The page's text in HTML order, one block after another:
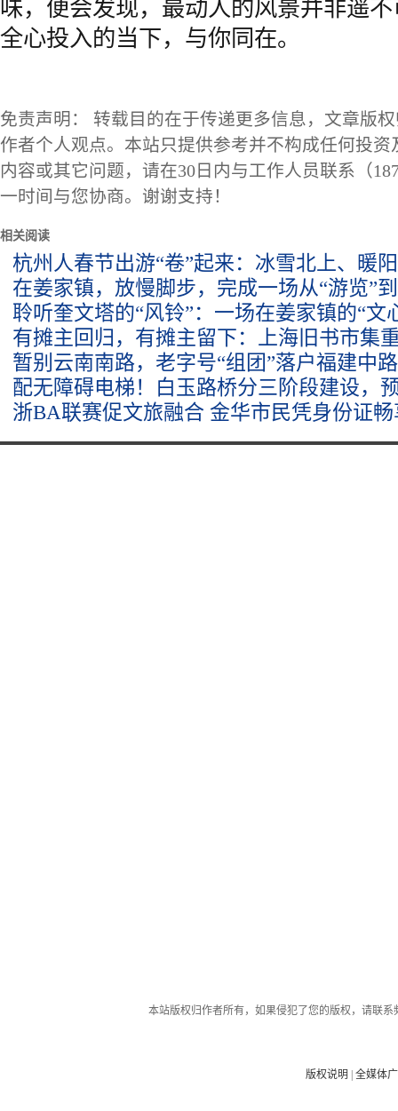
味，便会发现，最动人的风景并非遥
全心投入的当下，与你同在。
免责声明： 转载目的在于传递更多信息，文章版
作者个人观点。本站只提供参考并不构成任何投
内容或其它问题，请在30日内与工作人员联系（
一时间与您协商。谢谢支持！
相关阅读
杭州人春节出游“卷”起来：冰雪北上、暖
在姜家镇，放慢脚步，完成一场从“游览”
聆听奎文塔的“风铃”：一场在姜家镇的“文
有摊主回归，有摊主留下：上海旧书市集
暂别云南南路，老字号“组团”落户福建中
配无障碍电梯！白玉路桥分三阶段建设，
浙BA联赛促文旅融合 金华市民凭身份证
本站版权归作者所有，如果侵犯了您的版权，请联
版权说明 |全媒体